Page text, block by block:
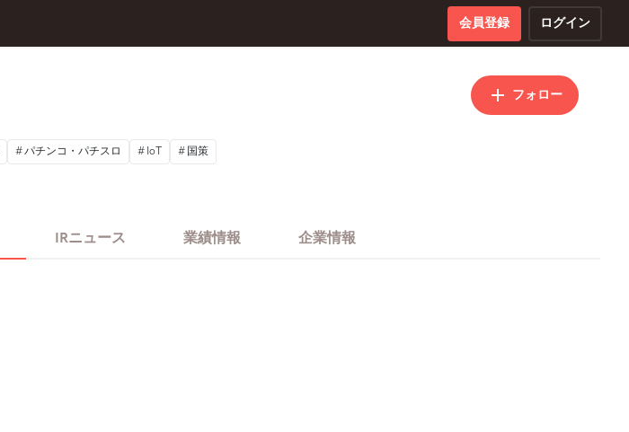
会員登録 ログイン
フォロー
パチンコ・パチスロ IoT 国策
IRニュース 業績情報 企業情報